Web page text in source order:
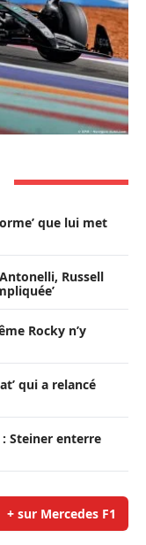
que lui met
Russell
Rocky n’y
qui a relancé
Steiner enterre
+ sur Mercedes F1